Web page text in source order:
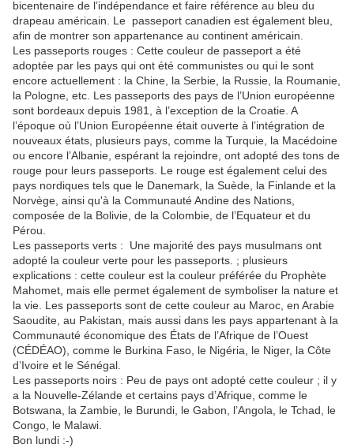
bicentenaire de l’indépendance et faire référence au bleu du
drapeau américain. Le passeport canadien est également bleu,
afin de montrer son appartenance au continent américain.
Les passeports rouges : Cette couleur de passeport a été
adoptée par les pays qui ont été communistes ou qui le sont
encore actuellement : la Chine, la Serbie, la Russie, la Roumanie,
la Pologne, etc. Les passeports des pays de l’Union européenne
sont bordeaux depuis 1981, à l’exception de la Croatie. A
l’époque où l’Union Européenne était ouverte à l’intégration de
nouveaux états, plusieurs pays, comme la Turquie, la Macédoine
ou encore l’Albanie, espérant la rejoindre, ont adopté des tons de
rouge pour leurs passeports. Le rouge est également celui des
pays nordiques tels que le Danemark, la Suède, la Finlande et la
Norvège, ainsi qu'à la Communauté Andine des Nations,
composée de la Bolivie, de la Colombie, de l’Equateur et du
Pérou.
Les passeports verts : Une majorité des pays musulmans ont
adopté la couleur verte pour les passeports. ; plusieurs
explications : cette couleur est la couleur préférée du Prophète
Mahomet, mais elle permet également de symboliser la nature et
la vie. Les passeports sont de cette couleur au Maroc, en Arabie
Saoudite, au Pakistan, mais aussi dans les pays appartenant à la
Communauté économique des États de l’Afrique de l’Ouest
(CÉDÉAO), comme le Burkina Faso, le Nigéria, le Niger, la Côte
d’Ivoire et le Sénégal.
Les passeports noirs : Peu de pays ont adopté cette couleur ; il y
a la Nouvelle-Zélande et certains pays d’Afrique, comme le
Botswana, la Zambie, le Burundi, le Gabon, l’Angola, le Tchad, le
Congo, le Malawi.
Bon lundi :-)